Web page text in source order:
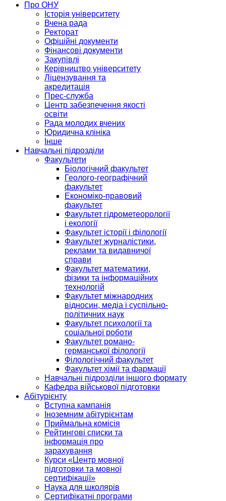
Про ОНУ
Історія університету
Вчена рада
Ректорат
Офіційні документи
Фінансові документи
Закупівлі
Керівництво університету
Ліцензування та
акредитація
Прес-служба
Центр забезпечення якості
освіти
Рада молодих вчених
Юридична клініка
Інше
Навчальні підрозділи
Факультети
Біологічний факультет
Геолого-географічний
факультет
Економіко-правовий
факультет
Факультет гідрометеорології
і екології
Факультет історії і філології
Факультет журналістики,
реклами та видавничої
справи
Факультет математики,
фізики та інформаційних
технологій
Факультет міжнародних
відносин, медіа і суспільно-
політичних наук
Факультет психології та
соціальної роботи
Факультет романо-
германської філології
Філологічний факультет
Факультет хімії та фармації
Навчальні підрозділи іншого формату
Кафедра військової підготовки
Абітурієнту
Вступна кампанія
Іноземним абітурієнтам
Приймальна комісія
Рейтингові списки та
інформація про
зарахування
Курси «Центр мовної
підготовки та мовної
сертифікації»
Наука для школярів
Сертифікатні програми